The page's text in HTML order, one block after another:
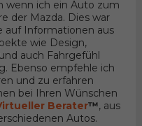
wenn ich ein Auto zum
der Mazda. Dies war
auf Informationen aus
wie Design,
auch Fahrgefühl
Ebenso empfehle ich
und zu erfahren
bei Ihren Wünschen
Berater™, aus
Autos.